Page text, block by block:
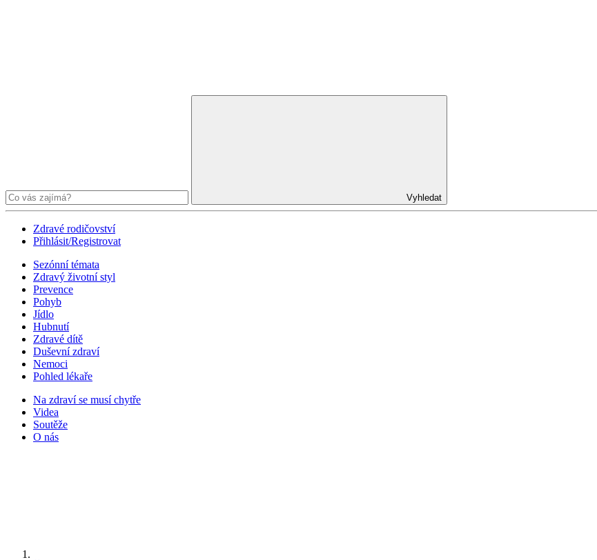
Vyhledat
Zdravé rodičovství
Přihlásit/Registrovat
Sezónní témata
Zdravý životní styl
Prevence
Pohyb
Jídlo
Hubnutí
Zdravé dítě
Duševní zdraví
Nemoci
Pohled lékaře
Na zdraví se musí chytře
Videa
Soutěže
O nás